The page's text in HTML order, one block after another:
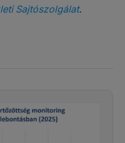
Sajtószolgálat.